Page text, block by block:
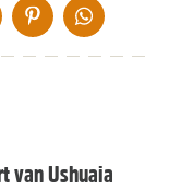
VIA DE MAIL
DELEN OP PINTEREST
DELEN OP
van Ushuaia